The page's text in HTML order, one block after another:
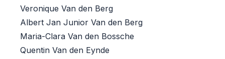
Veronique Van den Berg
Albert Jan Junior Van den Berg
Maria-Clara Van den Bossche
Quentin Van den Eynde